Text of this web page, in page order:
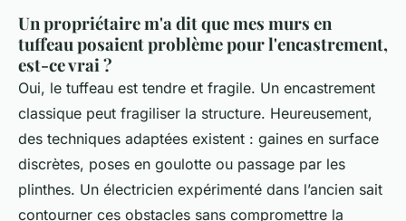
Un propriétaire m'a dit que mes murs en
tuffeau posaient problème pour l'encastrement,
est-ce vrai ?
Oui, le tuffeau est tendre et fragile. Un encastrement
classique peut fragiliser la structure. Heureusement,
des techniques adaptées existent : gaines en surface
discrètes, poses en goulotte ou passage par les
plinthes. Un électricien expérimenté dans l’ancien sait
contourner ces obstacles sans compromettre la